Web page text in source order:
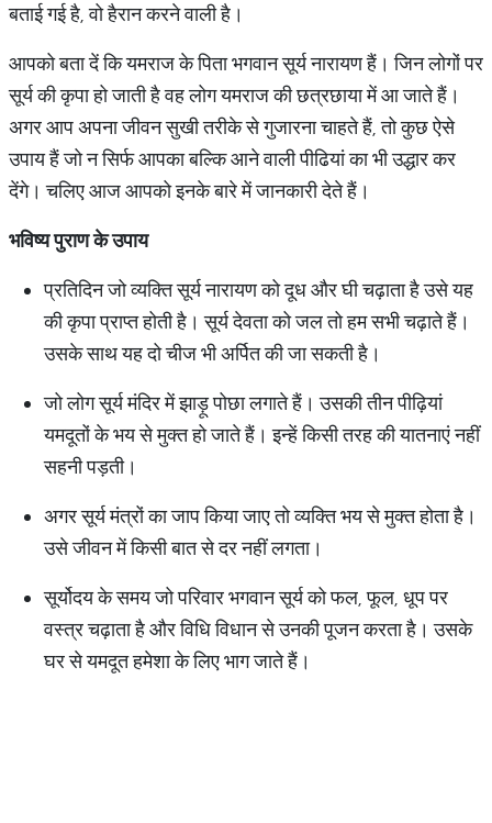
बताई गई है, वो हैरान करने वाली है।
आपको बता दें कि यमराज के पिता भगवान सूर्य नारायण हैं। जिन लोगों पर
सूर्य की कृपा हो जाती है वह लोग यमराज की छत्रछाया में आ जाते हैं।
अगर आप अपना जीवन सुखी तरीके से गुजारना चाहते हैं, तो कुछ ऐसे
उपाय हैं जो न सिर्फ आपका बल्कि आने वाली पीढियां का भी उद्धार कर
देंगे। चलिए आज आपको इनके बारे में जानकारी देते हैं।
भविष्यपुराणकेउपाय
प्रतिदिन जो व्यक्ति सूर्य नारायण को दूध और घी चढ़ाता है उसे यह
की कृपा प्राप्त होती है। सूर्य देवता को जल तो हम सभी चढ़ाते हैं।
उसके साथ यह दो चीज भी अर्पित की जा सकती है।
जो लोग सूर्य मंदिर में झाड़ू पोछा लगाते हैं। उसकी तीन पीढ़ियां
यमदूतों के भय से मुक्त हो जाते हैं। इन्हें किसी तरह की यातनाएं नहीं
सहनी पड़ती।
अगर सूर्य मंत्रों का जाप किया जाए तो व्यक्ति भय से मुक्त होता है।
उसे जीवन में किसी बात से दर नहीं लगता।
सूर्योदय के समय जो परिवार भगवान सूर्य को फल, फूल, धूप पर
वस्त्र चढ़ाता है और विधि विधान से उनकी पूजन करता है। उसके
घर से यमदूत हमेशा के लिए भाग जाते हैं।